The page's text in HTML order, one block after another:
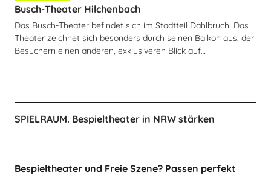
Busch-Theater Hilchenbach
Das Busch-Theater befindet sich im Stadtteil Dahlbruch. Das
Theater zeichnet sich besonders durch seinen Balkon aus, der
Besuchern einen anderen, exklusiveren Blick auf…
SPIELRAUM. Bespieltheater in NRW stärken
Bespieltheater und Freie Szene? Passen perfekt